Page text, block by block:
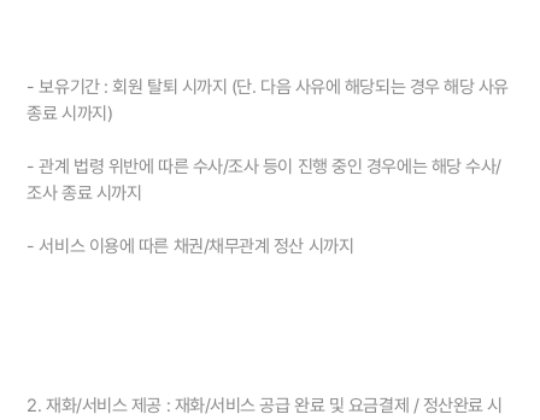
- 보유기간 : 회원 탈퇴 시까지 (단. 다음 사유에 해당되는 경우 해당 사유
종료 시까지)
- 관계 법령 위반에 따른 수사/조사 등이 진행 중인 경우에는 해당 수사/
조사 종료 시까지
- 서비스 이용에 따른 채권/채무관계 정산 시까지
2. 재화/서비스 제공 : 재화/서비스 공급 완료 및 요금결제 / 정산완료 시